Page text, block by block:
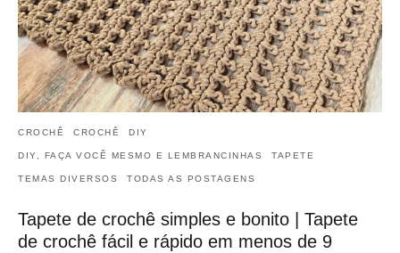
CROCHÊ CROCHÊ DIY
DIY, FAÇA VOCÊ MESMO E LEMBRANCINHAS TAPETE
TEMAS DIVERSOS TODAS AS POSTAGENS
Tapete de crochê simples e bonito | Tapete
de crochê fácil e rápido em menos de 9